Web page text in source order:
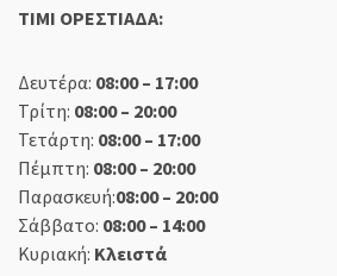
TIMI ΟΡΕΣΤΙΑΔΑ:
Δευτέρα: 08:00 – 17:00
Τρίτη: 08:00 – 20:00
Τετάρτη: 08:00 – 17:00
Πέμπτη: 08:00 – 20:00
Παρασκευή:08:00 – 20:00
Σάββατο: 08:00 – 14:00
Κυριακή: Κλειστά